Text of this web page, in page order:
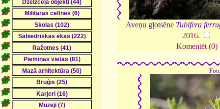
Aveņu gļotsēne Tubifera
2016.
Komentēt (0)